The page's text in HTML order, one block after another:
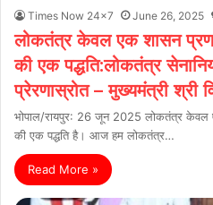
Times Now 24x7 June 26, 2025
लोकतंत्र केवल एक शासन
की एक पद्धति:लोकतंत्र
प्रेरणास्रोत – मुख्यमंत्री श्री
भोपाल/रायपुर: 26 जून 2025 लोकतंत्र केवल
की एक पद्धति है। आज हम लोकतंत्र…
Read More »